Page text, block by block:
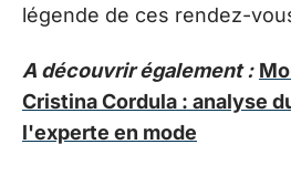
légende de ces rendez-
A découvrir également :
Cristina Cordula : analyse
l'experte en mode